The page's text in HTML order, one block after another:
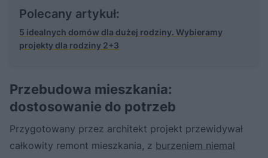
Polecany artykuł:
5 idealnych domów dla dużej rodziny. Wybieramy
projekty dla rodziny 2+3
Przebudowa mieszkania:
dostosowanie do potrzeb
Przygotowany przez architekt projekt przewidywał
całkowity remont mieszkania, z burzeniem niemal